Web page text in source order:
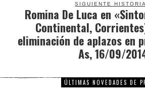
SIGUIENTE HISTORIA
Next
post:
Romina De Luca en
Continental,
eliminación de aplazos en
As, 16/09/
ÚLTIMAS NOVEDADES DE